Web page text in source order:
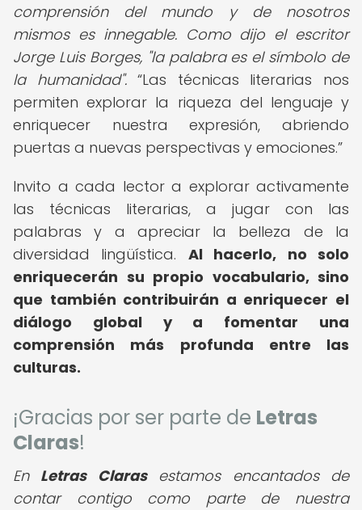
comprensión del mundo y de nosotros
mismos es innegable. Como dijo el escritor
Jorge Luis Borges, "la palabra es el símbolo de
la humanidad".
Las técnicas literarias nos
permiten explorar la riqueza del lenguaje y
enriquecer nuestra expresión, abriendo
puertas a nuevas perspectivas y emociones.
Invito a cada lector a explorar activamente
las técnicas literarias, a jugar con las
palabras y a apreciar la belleza de la
diversidad lingüística. Al hacerlo, no solo
enriquecerán su propio vocabulario, sino
que también contribuirán a enriquecer el
diálogo global y a fomentar una
comprensión más profunda entre las
culturas.
¡Gracias por ser parte de Letras
Claras!
En Letras Clarasestamos encantados de
contar contigo como parte de nuestra